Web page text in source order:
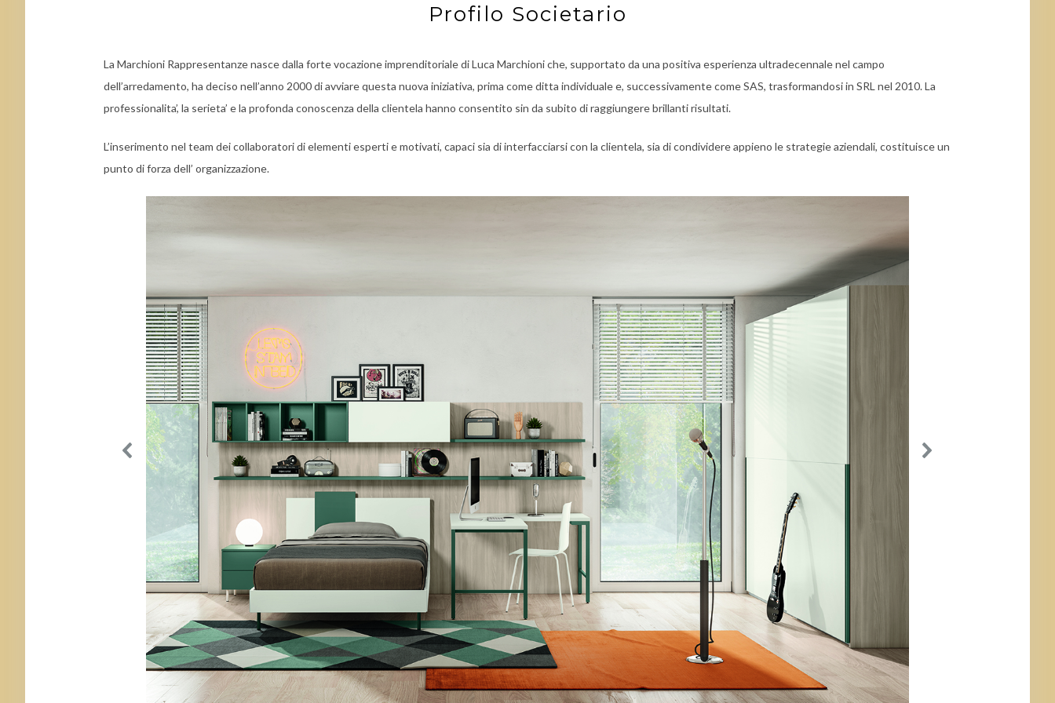
Profilo Societario
La Marchioni Rappresentanze nasce dalla forte vocazione imprenditoriale di Luca Marchioni che, supportato da una positiva esperienza ultradecennale nel campo
dell’arredamento, ha deciso nell’anno 2000 di avviare questa nuova iniziativa, prima come ditta individuale e, successivamente come SAS, trasformandosi in SRL nel 2010. La
professionalita’, la serieta’ e la profonda conoscenza della clientela hanno consentito sin da subito di raggiungere brillanti risultati.
L’inserimento nel team dei collaboratori di elementi esperti e motivati, capaci sia di interfacciarsi con la clientela, sia di condividere appieno le strategie aziendali, costituisce un
punto di forza dell’ organizzazione.